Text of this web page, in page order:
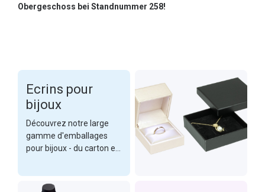
Obergeschoss bei Standnummer 258!
Ecrins pour
bijoux
Découvrez notre large
gamme d'emballages
pour bijoux - du carton et
passant par des